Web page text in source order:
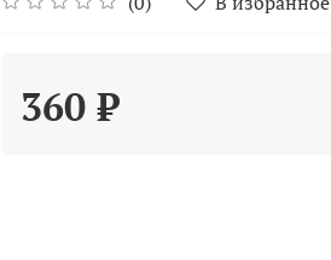
360 ₽